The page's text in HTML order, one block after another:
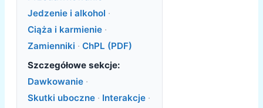
Jedzenie i alkohol ·
Ciąża i karmienie ·
Zamienniki · ChPL (PDF)
Szczegółowe sekcje:
Dawkowanie ·
Skutki uboczne · Interakcje ·